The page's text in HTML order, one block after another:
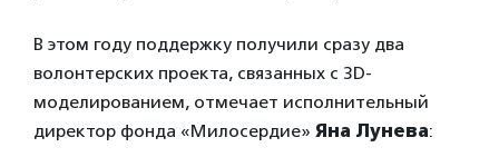
В этом году поддержку получили сразу два
волонтерских проекта, связанных с 3D-
моделированием, отмечает исполнительный
директор фонда «Милосердие» Яна Лунева: